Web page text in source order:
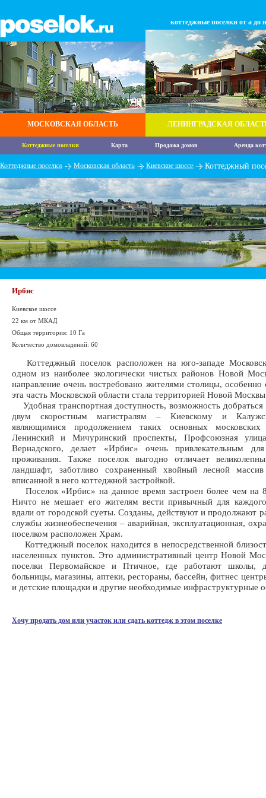
МОСКОВСКАЯ ОБЛАСТЬ
коттеджные поселки от а до я
ЛЕНИНГРАДСКАЯ
Коттеджные поселки Карта Продажа домов Аренда
Коттеджные поселки Московская область Киевское шоссе Коттеджный
Ирбис
Киевское шоссе
22 км от МКАД
Общая территория: 10 Га
Количество домовладений: 60
Коттеджный поселок расположен на юго-западе
одном из наиболее экологически чистых районов Новой
направление очень востребовано жителями столицы, особенно
эта часть Московской области стала территорией Новой
Удобная транспортная доступность, возможность добраться
двум скоростным магистралям – Киевскому и
являющимися продолжением таких основных московских
Ленинский и Мичуринский проспекты, Профсоюзная
Вернадского, делает «Ирбис» очень привлекательным для
проживания. Также поселок выгодно отличает
ландшафт, заботливо сохраненный хвойный лесной
вписанной в него коттеджной застройкой.
Поселок «Ирбис» на данное время застроен более чем на
Ничто не мешает его жителям вести привычный для
вдали от городской суеты. Созданы, действуют и продолжают
службы жизнеобеспечения – аварийная, эксплуатационная,
поселком расположен Храм.
Коттеджный поселок находится в непосредственной
населенных пунктов. Это административный центр Новой
поселки Первомайское и Птичное, где работают школы,
больницы, магазины, аптеки, рестораны, бассейн, фитнес
и детские площадки и другие необходимые инфраструктурные
Хочу продать дом или участок или сдать коттедж в этом поселке